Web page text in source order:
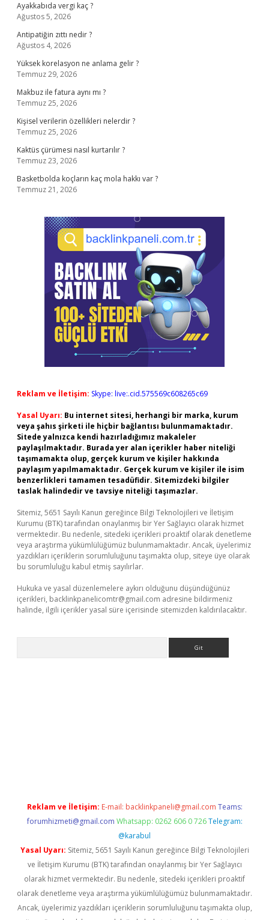
Ayakkabıda vergi kaç ?
Ağustos 5, 2026
Antipatiğin zıttı nedir ?
Ağustos 4, 2026
Yüksek korelasyon ne anlama gelir ?
Temmuz 29, 2026
Makbuz ile fatura aynı mı ?
Temmuz 25, 2026
Kişisel verilerin özellikleri nelerdir ?
Temmuz 25, 2026
Kaktüs çürümesi nasıl kurtarılır ?
Temmuz 23, 2026
Basketbolda koçların kaç mola hakkı var ?
Temmuz 21, 2026
Reklam ve İletişim: Skype: live:.cid.575569c608265c69
Yasal Uyarı: Bu internet sitesi, herhangi bir marka, kurum
veya şahıs şirketi ile hiçbir bağlantısı bulunmamaktadır.
Sitede yalnızca kendi hazırladığımız makaleler
paylaşılmaktadır. Burada yer alan içerikler haber niteliği
taşımamakta olup, gerçek kurum ve kişiler hakkında
paylaşım yapılmamaktadır. Gerçek kurum ve kişiler ile isim
benzerlikleri tamamen tesadüfidir. Sitemizdeki bilgiler
taslak halindedir ve tavsiye niteliği taşımazlar.
Sitemiz, 5651 Sayılı Kanun gereğince Bilgi Teknolojileri ve İletişim
Kurumu (BTK) tarafından onaylanmış bir Yer Sağlayıcı olarak hizmet
vermektedir. Bu nedenle, sitedeki içerikleri proaktif olarak denetleme
veya araştırma yükümlülüğümüz bulunmamaktadır. Ancak, üyelerimiz
yazdıkları içeriklerin sorumluluğunu taşımakta olup, siteye üye olarak
bu sorumluluğu kabul etmiş sayılırlar.
Hukuka ve yasal düzenlemelere aykırı olduğunu düşündüğünüz
içerikleri, backlinkpanelicomtr@gmail.com adresine bildirmeniz
halinde, ilgili içerikler yasal süre içerisinde sitemizden kaldırılacaktır.
Reklam ve İletişim: E-mail: backlinkpaneli@gmail.com Teams:
forumhizmeti@gmail.com Whatsapp: 0262 606 0 726 Telegram:
@karabul
Yasal Uyarı: Sitemiz, 5651 Sayılı Kanun gereğince Bilgi Teknolojileri
ve İletişim Kurumu (BTK) tarafından onaylanmış bir Yer Sağlayıcı
olarak hizmet vermektedir. Bu nedenle, sitedeki içerikleri proaktif
olarak denetleme veya araştırma yükümlülüğümüz bulunmamaktadır.
Ancak, üyelerimiz yazdıkları içeriklerin sorumluluğunu taşımakta olup,